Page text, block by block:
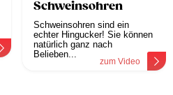
Schweinsohren
Schweinsohren sind ein
echter Hingucker! Sie können
natürlich ganz nach
Belieben...
zum Video